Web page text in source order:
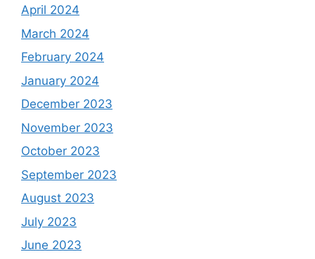
April 2024
March 2024
February 2024
January 2024
December 2023
November 2023
October 2023
September 2023
August 2023
July 2023
June 2023